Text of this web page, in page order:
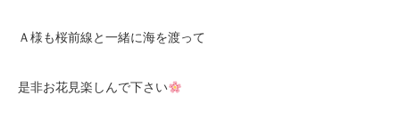
Ａ様も桜前線と一緒に海を渡って
是非お花見楽しんで下さい